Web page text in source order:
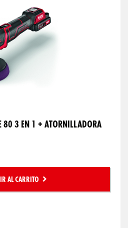
80 3 EN 1 + ATORNILLADORA
AL CARRITO